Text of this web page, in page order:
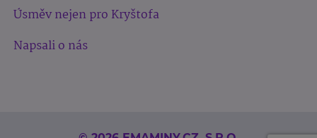
Úsměv nejen pro Kryštofa
Napsali o nás